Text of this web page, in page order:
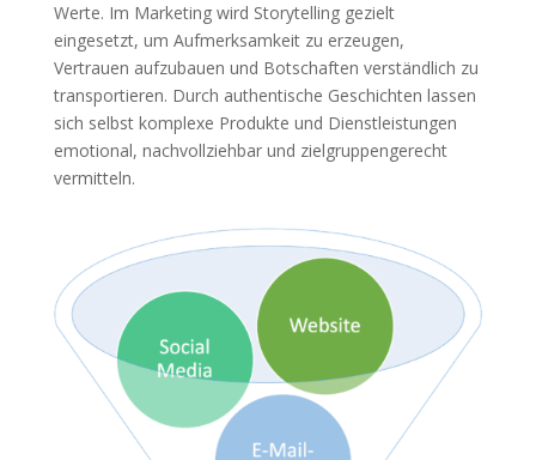
Werte. Im Marketing wird Storytelling gezielt
eingesetzt, um Aufmerksamkeit zu erzeugen,
Vertrauen aufzubauen und Botschaften verständlich zu
transportieren. Durch authentische Geschichten lassen
sich selbst komplexe Produkte und Dienstleistungen
emotional, nachvollziehbar und zielgruppengerecht
vermitteln.